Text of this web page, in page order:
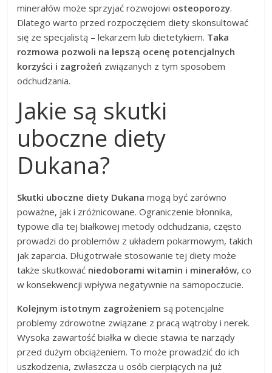
minerałów może sprzyjać rozwojowi osteoporozy.
Dlatego warto przed rozpoczęciem diety skonsultować
się ze specjalistą – lekarzem lub dietetykiem. Taka
rozmowa pozwoli na lepszą ocenę potencjalnych
korzyści i zagrożeń związanych z tym sposobem
odchudzania.
Jakie są skutki
uboczne diety
Dukana?
Skutki uboczne diety Dukana mogą być zarówno
poważne, jak i zróżnicowane. Ograniczenie błonnika,
typowe dla tej białkowej metody odchudzania, często
prowadzi do problemów z układem pokarmowym, takich
jak zaparcia. Długotrwałe stosowanie tej diety może
także skutkować niedoborami witamin i minerałów, co
w konsekwencji wpływa negatywnie na samopoczucie.
Kolejnym istotnym zagrożeniem są potencjalne
problemy zdrowotne związane z pracą wątroby i nerek.
Wysoka zawartość białka w diecie stawia te narządy
przed dużym obciążeniem. To może prowadzić do ich
uszkodzenia, zwłaszcza u osób cierpiących na już